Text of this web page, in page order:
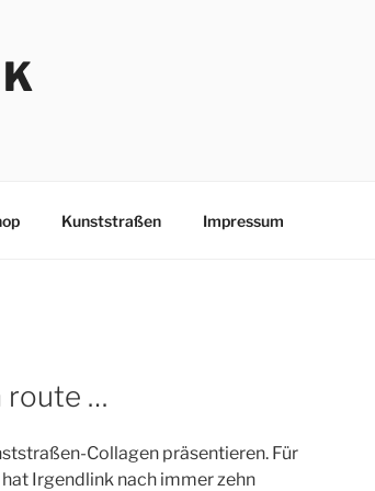
Kunststraßen Impressum
route …
Collagen präsentieren. Für
Irgendlink nach immer zehn